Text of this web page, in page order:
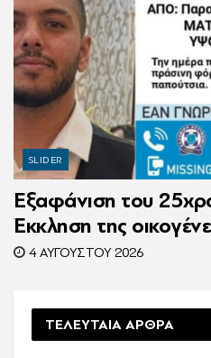
SLIDER
Εξαφάνιση του
Έκκληση της
στον εντοπισμό του
4 ΑΥΓΟΎΣΤΟΥ 2026
ΤΕΛΕΥΤΑΙΑ ΑΡΘΡΑ